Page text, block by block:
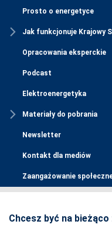
Prosto o energetyce
Jak funkcjonuje Krajowy
Opracowania eksperckie
Podcast
Elektroenergetyka
Materiały do pobrania
Newsletter
Kontakt dla mediów
Zaangażowanie
Chcesz być na